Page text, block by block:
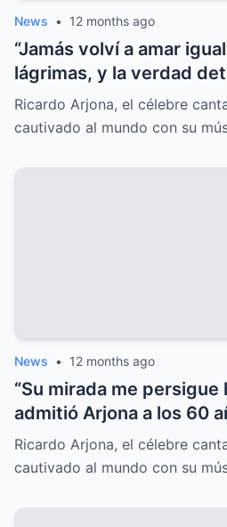
News • 12 months ago
“Jamás volví a amar
lágrimas, y la verdad
sorprende al mundo.
Ricardo Arjona, el célebre
cautivado al mundo con su
News • 12 months ago
“Su mirada me persigue
admitió Arjona a los 60
amor oculto que lo
Ricardo Arjona, el célebre
cautivado al mundo con su